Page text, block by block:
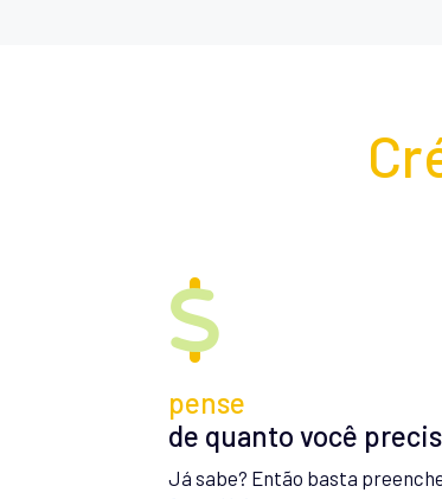
pense
de quanto você
Já sabe? Então basta